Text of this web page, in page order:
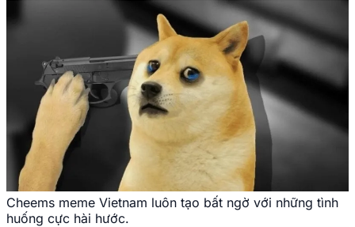
Cheems meme Vietnam luôn tạo bất ngờ với những tình
huống cực hài hước.